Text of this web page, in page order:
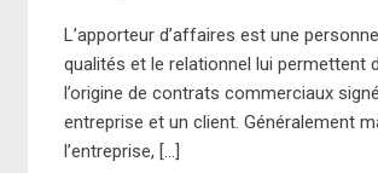
L’apporteur d’affaires est une
qualités et le relationnel lui permettent
l’origine de contrats commerciaux
entreprise et un client. Généralement
l’entreprise, […]